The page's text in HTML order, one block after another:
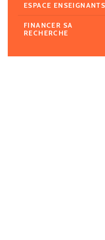
ESPACE ENSEIGNANTS
FINANCER SA
RECHERCHE